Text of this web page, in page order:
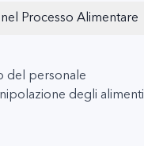
Processo Alimentare
del personale
degli alimenti